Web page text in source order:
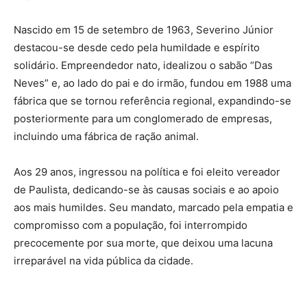
Nascido em 15 de setembro de 1963, Severino Júnior
destacou-se desde cedo pela humildade e espírito
solidário. Empreendedor nato, idealizou o sabão “Das
Neves” e, ao lado do pai e do irmão, fundou em 1988 uma
fábrica que se tornou referência regional, expandindo-se
posteriormente para um conglomerado de empresas,
incluindo uma fábrica de ração animal.
Aos 29 anos, ingressou na política e foi eleito vereador
de Paulista, dedicando-se às causas sociais e ao apoio
aos mais humildes. Seu mandato, marcado pela empatia e
compromisso com a população, foi interrompido
precocemente por sua morte, que deixou uma lacuna
irreparável na vida pública da cidade.